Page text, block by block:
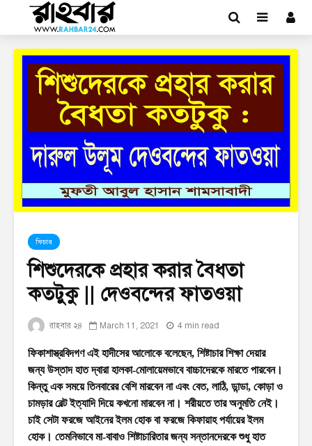
ফিচার
শিশুদেরকে প্রহার করার বৈধতা
কতটুকু || দেওবন্দের ফাতওয়া
রাহবার ২৪ March 11, 2021 4 min read
ফিকাশাস্ত্রবিদগণ এই হাদীসের আলোকে বলেছেন, শিষ্টাচার শিক্ষা দেয়ার
জন্য উস্তাদ হাত দ্বারা হালকা-মোলায়েমভাবে বাচ্চাদেরকে মারতে পারবেন।
কিন্তু এক‌ সময়ে তিনবারের বেশি মারবেন না এবং বেত, লাঠি, ডান্ডা, কোড়া ও
চামড়ার বেল্ট ইত্যাদি দিয়ে কখনো মারবেন না। শরীয়তে তার অনুমতি নেই।
চাই সেটা ফরজে আইনের ইলম হোক বা ফরজে কিফায়াহ পর্যায়ের ইলম
হোক। তেমনিভাবে মা-বাবাও শিষ্টাচারিতার জন্য সন্তানদেরকে শুধু হাত